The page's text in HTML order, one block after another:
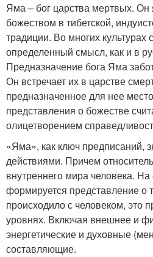
Яма – бог царства мертвых. Он
божеством в тибетской,
традиции. Во многих
определенный смысл, как и в
Предназначение бога Яма
Он встречает их в царстве
предназначенное для нее
представления о божестве
олицетворением
«Яма», как ключ предписаний,
действиями. Причем
внутреннего мира человека. На
формируется представление о
происходило с человеком, это
уровнях. Включая внешнее и
энергетические и духовные
составляющие.